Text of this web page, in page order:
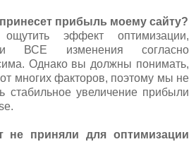
прибыль моему сайту?
эффект оптимизации,
ВСЕ изменения согласно
Однако вы должны понимать,
многих факторов, поэтому мы не
стабильное увеличение прибыли
не приняли для оптимизации